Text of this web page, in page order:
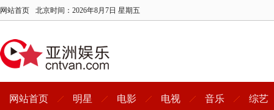
网站首页 北京时间： 2026年8月7日 星期五
网站首页 明星 电影 电视 音乐 综艺